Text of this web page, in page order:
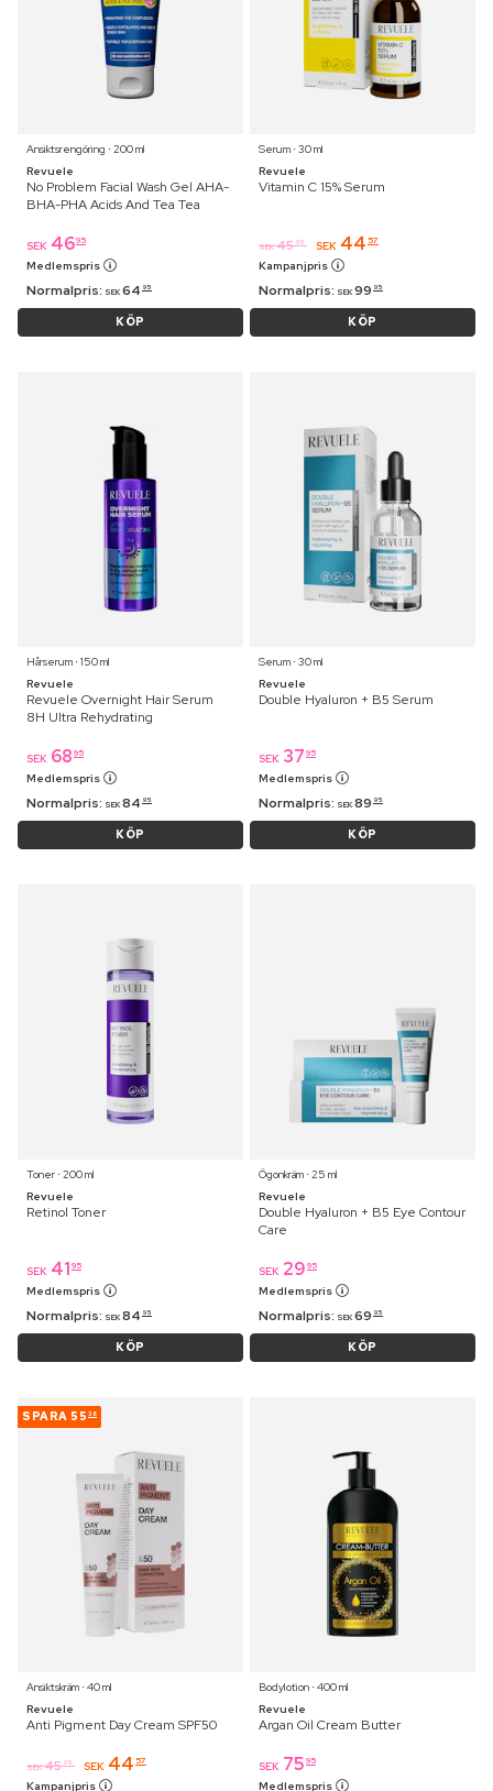
Ansiktsrengöring ⋅ 200 ml
Revuele
No Problem Facial Wash Gel AHA-
BHA-PHA Acids And Tea Tea
SEK 4695
Medlemspris
Normalpris: SEK 64 95
KÖP
Serum ⋅ 30 ml
Revuele
Vitamin C 15% Serum
SEK 45 95 SEK 44 57
Kampanjpris
Normalpris: SEK 99 95
KÖP
Hårserum ⋅ 150 ml
Revuele
Revuele Overnight Hair Serum
8H Ultra Rehydrating
SEK 68 95
Medlemspris
Normalpris: SEK 84 95
KÖP
Serum ⋅ 30 ml
Revuele
Double Hyaluron + B5 Serum
SEK 37 95
Medlemspris
Normalpris: SEK 89 95
KÖP
Toner ⋅ 200 ml
Revuele
Retinol Toner
SEK 41 95
Medlemspris
Normalpris: SEK 84 95
KÖP
Ögonkräm ⋅ 25 ml
Revuele
Double Hyaluron + B5 Eye Contour
Care
SEK 29 95
Medlemspris
Normalpris: SEK 69 95
KÖP
SPARA 55 38
Ansiktskräm ⋅ 40 ml
Revuele
Anti Pigment Day Cream SPF50
SEK 45 95 SEK 44 57
Kampanjpris
Bodylotion ⋅ 400 ml
Revuele
Argan Oil Cream Butter
SEK 75 95
Medlemspris